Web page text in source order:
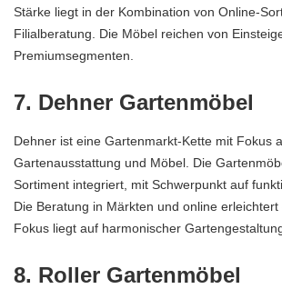
Stärke liegt in der Kombination von Online-
Filialberatung. Die Möbel reichen von
Premiumsegmenten.
7. Dehner Gartenmöbel
Dehner ist eine Gartenmarkt-Kette mit Fokus
Gartenausstattung und Möbel. Die
Sortiment integriert, mit Schwerpunkt auf
Die Beratung in Märkten und online erleichtert
Fokus liegt auf harmonischer
8. Roller Gartenmöbel